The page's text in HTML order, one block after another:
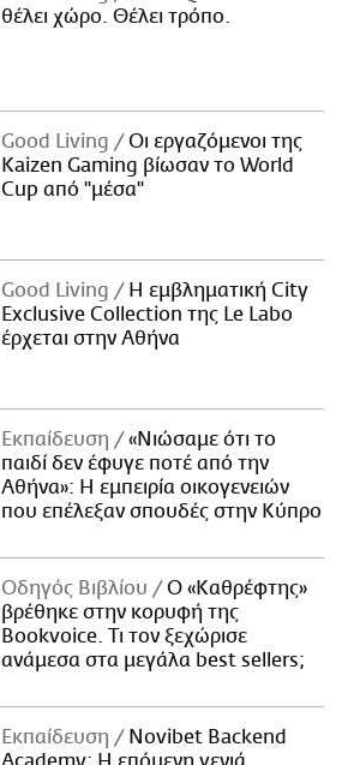
θέλει χώρο. Θέλει τρόπο.
Good Living
Οι εργαζόμενοι της
Kaizen Gaming βίωσαν το World
Cup από "μέσα"
Good Living
Η εμβληματική City
Exclusive Collection της Le Labo
έρχεται στην Αθήνα
Εκπαίδευση
«Νιώσαμε ότι το
παιδί δεν έφυγε ποτέ από την
Αθήνα»: Η εμπειρία οικογενειών
που επέλεξαν σπουδές στην Κύπρο
Οδηγός Βιβλίου
Ο «Καθρέφτης»
βρέθηκε στην κορυφή της
Bookvoice. Τι τον ξεχώρισε
ανάμεσα στα μεγάλα best sellers;
Εκπαίδευση
Novibet Backend